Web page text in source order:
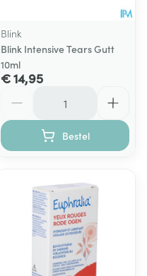
Blink
Blink Intensive Tears Gutt
10ml
€ 14,95
Bestel